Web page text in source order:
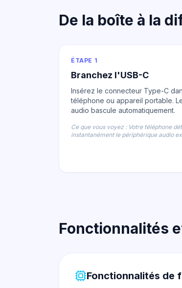
De la boîte à la
ÉTAPE 1
Branchez l'USB-C
Insérez le connecteur Type-C
téléphone ou appareil portable.
audio bascule automatiquement.
Ce que vous voyez : Votre téléphone
instantanément le périphérique audio
Fonctionnalités
Fonctionnalités de